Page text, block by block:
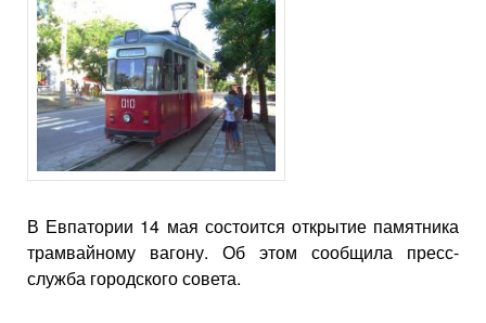
В Евпатории 14 мая состоится открытие памятника
трамвайному вагону. Об этом сообщила пресс-
служба городского совета.